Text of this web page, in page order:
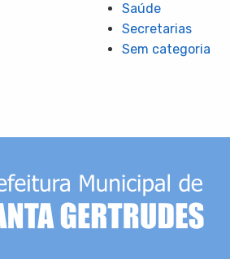
Saúde
Secretarias
Sem categoria